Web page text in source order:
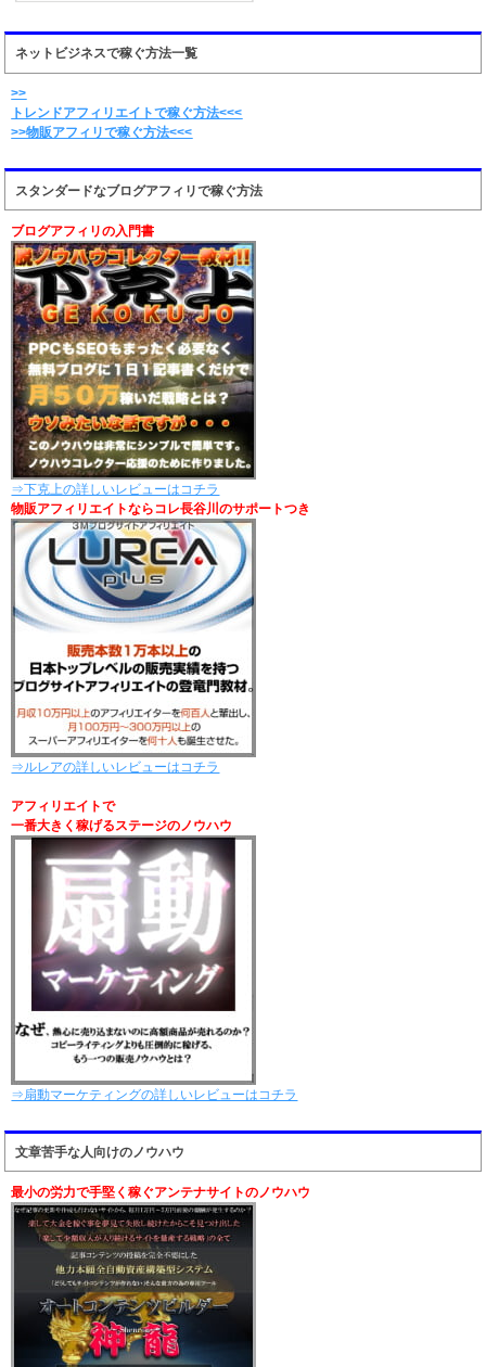
ネットビジネスで稼ぐ方法一覧
>>
トレンドアフィリエイトで稼ぐ方法<<<
>>物販アフィリで稼ぐ方法<<<
スタンダードなブログアフィリで稼ぐ方法
ブログアフィリの入門書
⇒下克上の詳しいレビューはコチラ
物販アフィリエイトならコレ長谷川のサポートつき
⇒ルレアの詳しいレビューはコチラ
アフィリエイトで
一番大きく稼げるステージのノウハウ
⇒扇動マーケティングの詳しいレビューはコチラ
文章苦手な人向けのノウハウ
最小の労力で手堅く稼ぐアンテナサイトのノウハウ